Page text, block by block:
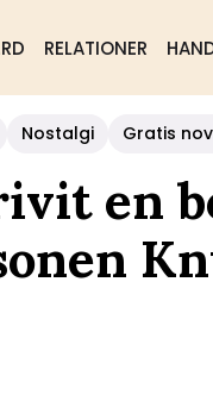
RELATIONER
Nostalgi Gratis
en